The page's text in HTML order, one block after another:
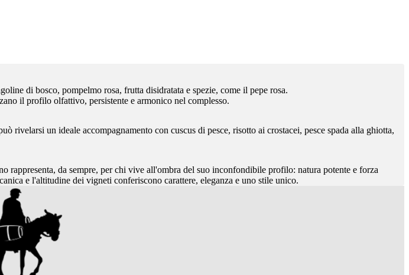
di bosco, pompelmo rosa, frutta disidratata e spezie, come il pepe rosa.
il profilo olfattivo, persistente e armonico nel complesso.
rivelarsi un ideale accompagnamento con cuscus di pesce, risotto ai crostacei, pesce spada alla ghiotta,
rappresenta, da sempre, per chi vive all'ombra del suo inconfondibile profilo: natura potente e forza
e l'altitudine dei vigneti conferiscono carattere, eleganza e uno stile unico.